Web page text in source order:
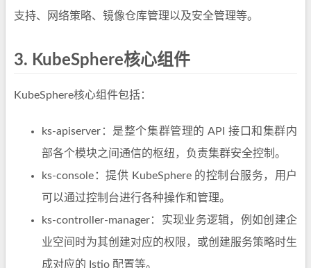
支持、网络策略、镜像仓库管理以及安全管理等。
3. KubeSphere核心组件
KubeSphere核心组件包括：
ks-apiserver：是整个集群管理的 API 接口和集群内
部各个模块之间通信的枢纽，负责集群安全控制。
ks-console：提供 KubeSphere 的控制台服务，用户
可以通过控制台进行各种操作和管理。
ks-controller-manager：实现业务逻辑，例如创建企
业空间时为其创建对应的权限，或创建服务策略时生
成对应的 Istio 配置等。